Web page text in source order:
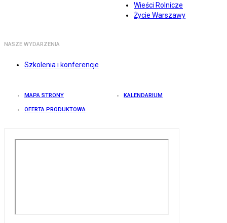
Wieści Rolnicze
Życie Warszawy
NASZE WYDARZENIA
Szkolenia i konferencje
MAPA STRONY KALENDARIUM
OFERTA PRODUKTOWA